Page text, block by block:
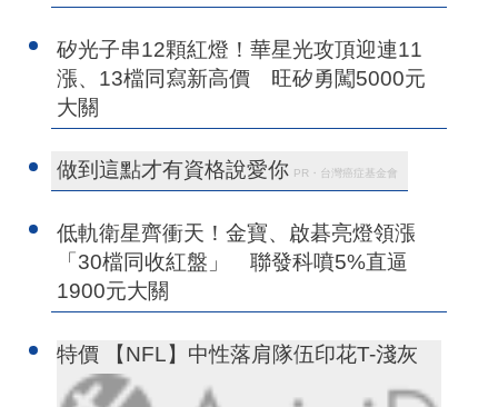
矽光子串12顆紅燈！華星光攻頂迎連11
漲、13檔同寫新高價 旺矽勇闖5000元
大關
做到這點才有資格說愛你 PR・台灣癌症基金會
低軌衛星齊衝天！金寶、啟碁亮燈領漲
「30檔同收紅盤」 聯發科噴5%直逼
1900元大關
特價 【NFL】中性落肩隊伍印花T-淺灰